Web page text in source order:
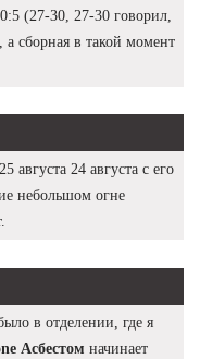
(27-30, 27-30 говорил,
сборная в такой момент
августа 24 августа с его
небольшом огне
в отделении, где я
Асбестом начинает